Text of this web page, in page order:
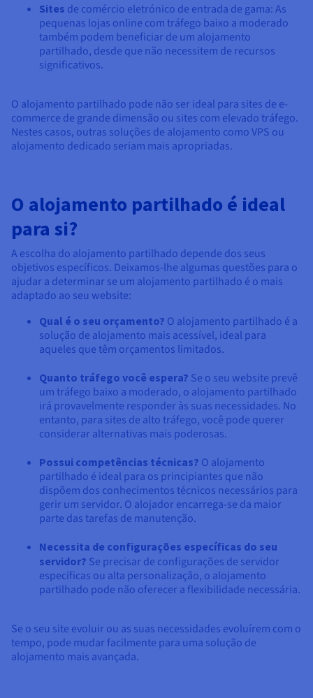
Sites de comércio eletrónico de entrada de gama: As
pequenas lojas online com tráfego baixo a moderado
também podem beneficiar de um alojamento
partilhado, desde que não necessitem de recursos
significativos.
O alojamento partilhado pode não ser ideal para sites de e-
commerce de grande dimensão ou sites com elevado tráfego.
Nestes casos, outras soluções de alojamento como VPS ou
alojamento dedicado seriam mais apropriadas.
O alojamento partilhado é ideal
para si?
A escolha do alojamento partilhado depende dos seus
objetivos específicos. Deixamos-lhe algumas questões para o
ajudar a determinar se um alojamento partilhado é o mais
adaptado ao seu website:
Qual é o seu orçamento? O alojamento partilhado é a
solução de alojamento mais acessível, ideal para
aqueles que têm orçamentos limitados.
Quanto tráfego você espera? Se o seu website prevê
um tráfego baixo a moderado, o alojamento partilhado
irá provavelmente responder às suas necessidades. No
entanto, para sites de alto tráfego, você pode querer
considerar alternativas mais poderosas.
Possui competências técnicas? O alojamento
partilhado é ideal para os principiantes que não
dispõem dos conhecimentos técnicos necessários para
gerir um servidor. O alojador encarrega-se da maior
parte das tarefas de manutenção.
Necessita de configurações específicas do seu
servidor? Se precisar de configurações de servidor
específicas ou alta personalização, o alojamento
partilhado pode não oferecer a flexibilidade necessária.
Se o seu site evoluir ou as suas necessidades evoluírem com o
tempo, pode mudar facilmente para uma solução de
alojamento mais avançada.